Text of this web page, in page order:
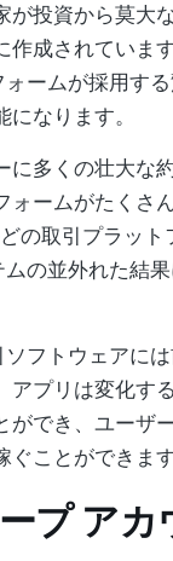
が投資から莫大
作成されていま
ォームが採用す
なります。
に多くの壮大な
ォームがたくさ
の取引プラッ
ムの並外れた結
ソフトウェアに
アプリは変化す
ができ、ユーザ
ことができます
プ ア